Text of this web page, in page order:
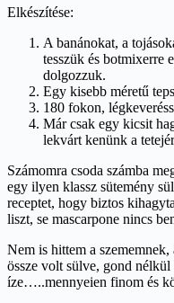
Elkészítése:
A banánokat, a
tesszük és botmixerre
dolgozzuk.
Egy kisebb méretű
180 fokon,
Már csak egy kicsit
lekvárt kenünk a
Számomra csoda számba
egy ilyen klassz sütemény
receptet, hogy biztos
liszt, se mascarpone nincs
Nem is hittem a
össze volt sülve, gond
íze…..mennyeien finom és